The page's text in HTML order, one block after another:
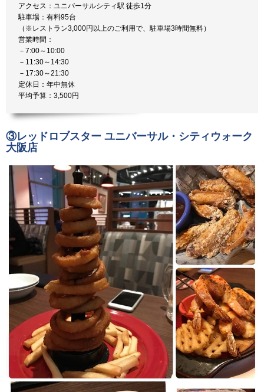
アクセス：ユニバーサルシティ駅 徒歩1分
駐車場：有料95台
（※レストラン3,000円以上のご利用で、駐車場3時間無料）
営業時間：
－7:00～10:00
－11:30～14:30
－17:30～21:30
定休日：年中無休
平均予算：3,500円
③レッドロブスター ユニバーサル・シティウォーク
大阪店